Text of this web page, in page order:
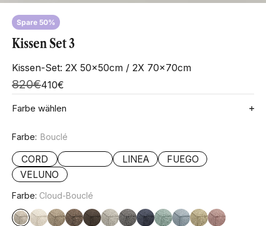
Spare 50%
Kissen Set 3
Kissen-Set: 2X 50x50cm / 2X 70x70cm
Angebot
410€
Regulärer Preis
820€
Farbe wählen
Farbe: Bouclé
CORD LINEA
FUEGO
VELUNO
Farbe: Cloud-Bouclé